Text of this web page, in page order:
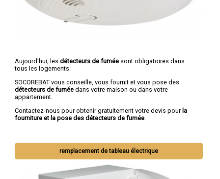
Aujourd'hui, les détecteurs de fumée sont obligatoires dans
tous les logements.
SOCOREBAT vous conseille, vous fournit et vous pose des
détecteurs de fumée dans votre maison ou dans votre
appartement.
Contactez-nous pour obtenir gratuitement votre devis pour la
fourniture et la pose des détecteurs de fumée
remplacement de tableau électrique